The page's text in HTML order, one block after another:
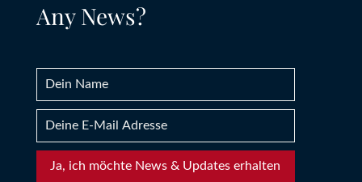
Any News?
Ja, ich möchte News & Updates erhalten